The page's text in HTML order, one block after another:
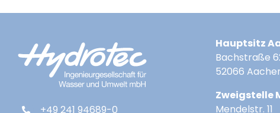
+49 241 94689-0
Hauptsitz
Bachstraße
52066
Zweigstelle
Mendelstr. 11